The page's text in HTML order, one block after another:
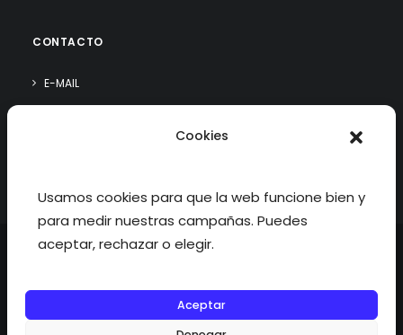
Cookies
Usamos cookies para que la web funcione bien y
para medir nuestras campañas. Puedes
aceptar, rechazar o elegir.
Aceptar
CONTACTO
E-MAIL
©2026 fisioterapiatualcance todos los derechos reservados.